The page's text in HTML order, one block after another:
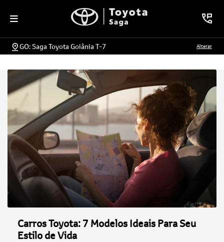
GO: Saga Toyota Goiânia T-7 Alterar
Carros Toyota: 7 Modelos Ideais Para Seu
Estilo de Vida